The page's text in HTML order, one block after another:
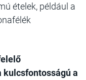
ételek, például a
a